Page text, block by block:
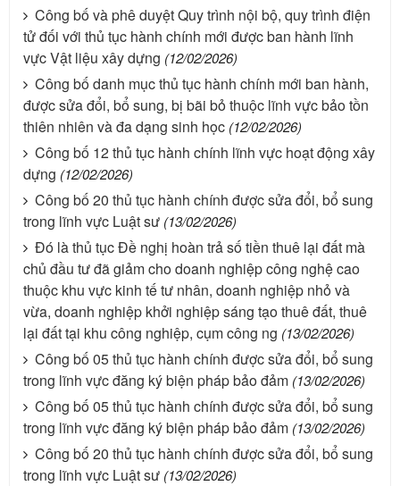
Công bố và phê duyệt Quy trình nội bộ, quy trình điện
tử đối với thủ tục hành chính mới được ban hành lĩnh
vực Vật liệu xây dựng (12/02/2026)
Công bố danh mục thủ tục hành chính mới ban hành,
được sửa đổi, bổ sung, bị bãi bỏ thuộc lĩnh vực bảo tồn
thiên nhiên và đa dạng sinh học (12/02/2026)
Công bố 12 thủ tục hành chính lĩnh vực hoạt động xây
dựng (12/02/2026)
Công bố 20 thủ tục hành chính được sửa đổi, bổ sung
trong lĩnh vực Luật sư (13/02/2026)
Đó là thủ tục Đề nghị hoàn trả số tiền thuê lại đất mà
chủ đầu tư đã giảm cho doanh nghiệp công nghệ cao
thuộc khu vực kinh tế tư nhân, doanh nghiệp nhỏ và
vừa, doanh nghiệp khởi nghiệp sáng tạo thuê đất, thuê
lại đất tại khu công nghiệp, cụm công ng (13/02/2026)
Công bố 05 thủ tục hành chính được sửa đổi, bổ sung
trong lĩnh vực đăng ký biện pháp bảo đảm (13/02/2026)
Công bố 05 thủ tục hành chính được sửa đổi, bổ sung
trong lĩnh vực đăng ký biện pháp bảo đảm (13/02/2026)
Công bố 20 thủ tục hành chính được sửa đổi, bổ sung
trong lĩnh vực Luật sư (13/02/2026)